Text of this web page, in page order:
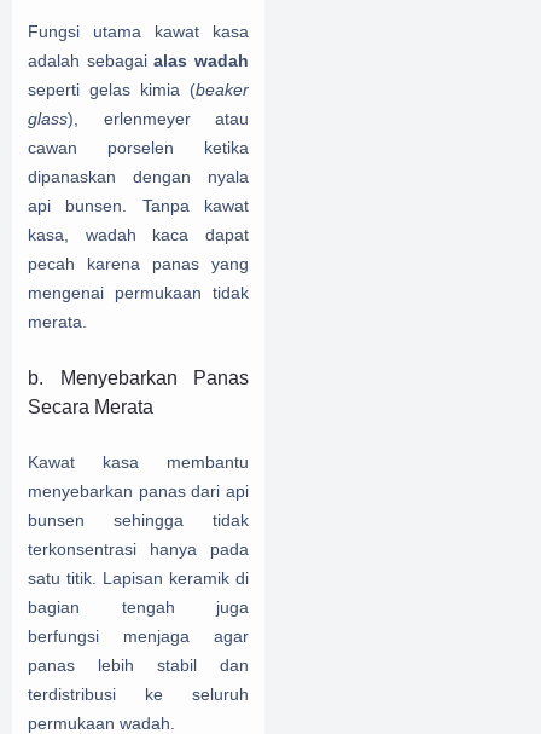
Fungsi utama kawat kasa
adalah sebagaialas wadah
seperti gelas kimia (beaker
glass), erlenmeyer atau
cawan porselen ketika
dipanaskan dengan nyala
api bunsen. Tanpa kawat
kasa, wadah kaca dapat
pecah karena panas yang
mengenai permukaan tidak
merata.
b. Menyebarkan Panas
Secara Merata
Kawat kasa membantu
menyebarkan panas dari api
bunsen sehingga tidak
terkonsentrasi hanya pada
satu titik. Lapisan keramik di
bagian tengah juga
berfungsi menjaga agar
panas lebih stabil dan
terdistribusi ke seluruh
permukaan wadah.